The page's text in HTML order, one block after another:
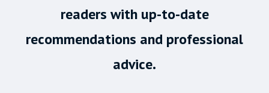
readers with up-to-date
recommendations and professional
advice.